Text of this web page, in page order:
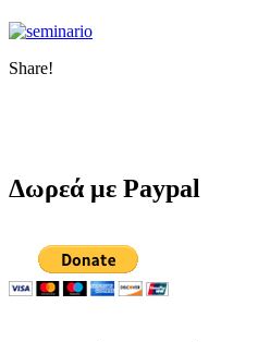
Share!
Δωρεά με Paypal